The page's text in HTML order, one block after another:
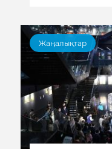
Жаңалықтар